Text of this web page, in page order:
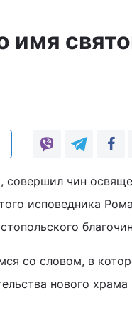
имя
совершил чин
исповедника
со словом, в
нового храма